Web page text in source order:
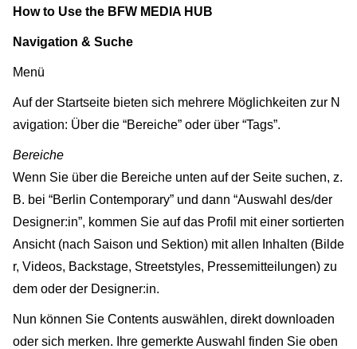
How to Use the BFW MEDIA HUB
Navigation & Suche
Menü
Auf der Startseite bieten sich mehrere Möglichkeiten zur N
avigation: Über die “Bereiche” oder über “Tags”.
Bereiche
Wenn Sie über die Bereiche unten auf der Seite suchen, z.
B. bei “Berlin Contemporary” und dann “Auswahl des/der
Designer:in”, kommen Sie auf das Profil mit einer sortierten
Ansicht (nach Saison und Sektion) mit allen Inhalten (Bilde
r, Videos, Backstage, Streetstyles, Pressemitteilungen) zu
dem oder der Designer:in.
Nun können Sie Contents auswählen, direkt downloaden
oder sich merken. Ihre gemerkte Auswahl finden Sie oben